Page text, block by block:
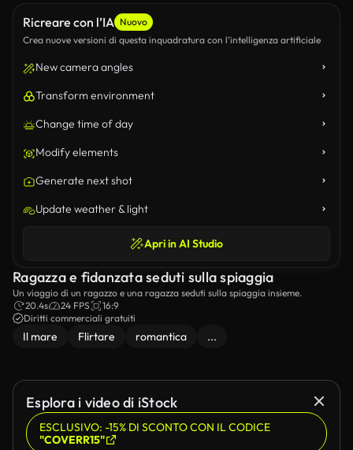
Ricreare con l’IA Nuovo
Crea nuove versioni di questa inquadratura con l’intelligenza artificiale
New camera angles
Transform environment
Change time of day
Modify elements
Generate next shot
Update weather & light
Apri in AI Studio
Ragazza e fidanzata seduti sulla spiaggia
Un viaggio di un ragazzo e una ragazza seduti sulla spiaggia insieme.
20.4s
24 FPS
16:9
Diritti commerciali gratuiti
Il mare Flirtare romantica ...
Esplora i video di iStock
ESCLUSIVO: -15% DI SCONTO CON IL CODICE
"COVERR15"